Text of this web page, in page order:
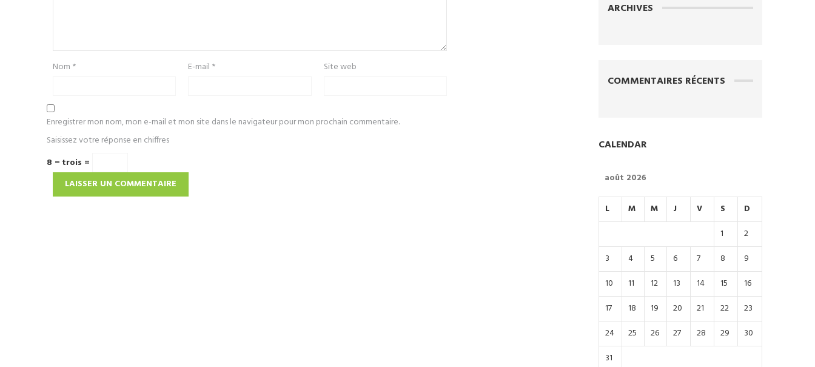
Nom * E-mail * Site web
Enregistrer mon nom, mon e-mail et mon site dans le navigateur pour mon prochain commentaire.
Saisissez votre réponse en chiffres
8 − trois =
ARCHIVES
COMMENTAIRES RÉCENTS
CALENDAR
août 2026
L M M J V S
D
1
2
3
4 5 6 7 8
9
10
11 12 13 14 15
16
17
18 19 20 21 22
23
24
25 26 27 28 29
30
31